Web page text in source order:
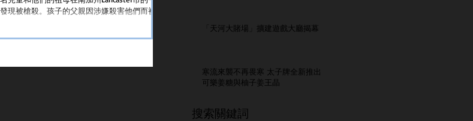
現被槍殺。孩子的父親因涉嫌殺害他們而被捕
「天河大賭場」擴建遊戲大廳揭幕
寒流來襲不再畏寒 太子牌全新推出
可樂姜糖與柚子姜王晶
搜索關鍵詞